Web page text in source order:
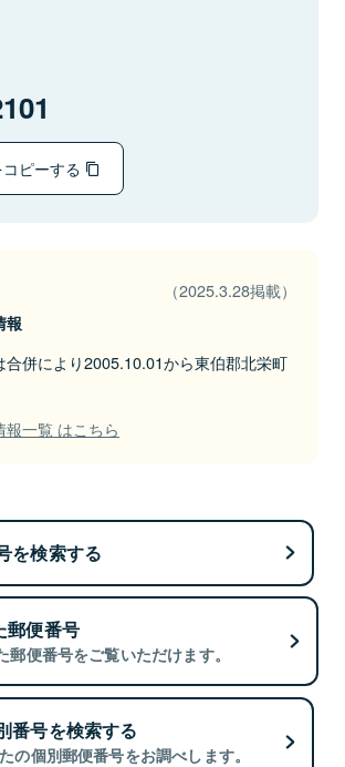
ピーする
（2025.3.28掲載）
報
合併により2005.10.01から東伯郡北栄町
一覧 はこちら
を検索する
郵便番号
郵便番号をご覧いただけます。
番号を検索する
の個別郵便番号をお調べします。